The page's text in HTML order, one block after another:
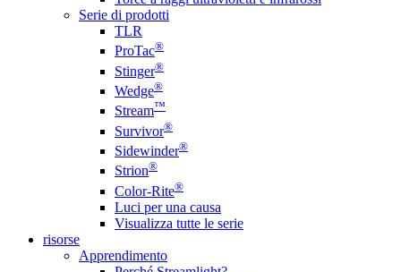
Serie di prodotti
TLR
ProTac®
Stinger®
Wedge®
Stream™
Survivor®
Sidewinder®
Strion®
Color-Rite®
Luci per una causa
Visualizza tutte le serie
risorse
Apprendimento